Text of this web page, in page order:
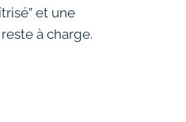
et une
à charge.